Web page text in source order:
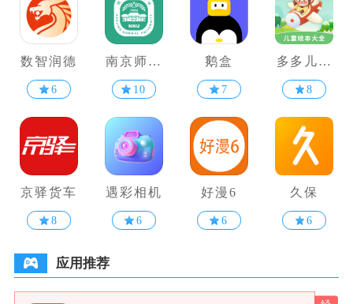
数智润德
6
南京师范
大学
10
鹅盒
7
多多儿童
绘本大全
8
京驿货车
8
遇彩相机
6
好漫6
6
久保
6
应用推荐